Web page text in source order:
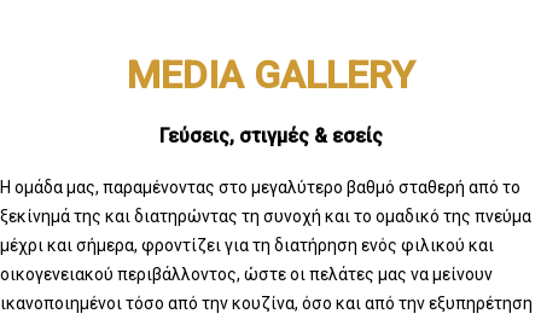
MEDIA GALLERY
Γεύσεις, στιγμές & εσείς
Η ομάδα μας, παραμένοντας στο μεγαλύτερο βαθμό σταθερή από το
ξεκίνημά της και διατηρώντας τη συνοχή και το ομαδικό της πνεύμα
μέχρι και σήμερα, φροντίζει για τη διατήρηση ενός φιλικού και
οικογενειακού περιβάλλοντος, ώστε οι πελάτες μας να μείνουν
ικανοποιημένοι τόσο από την κουζίνα, όσο και από την εξυπηρέτηση